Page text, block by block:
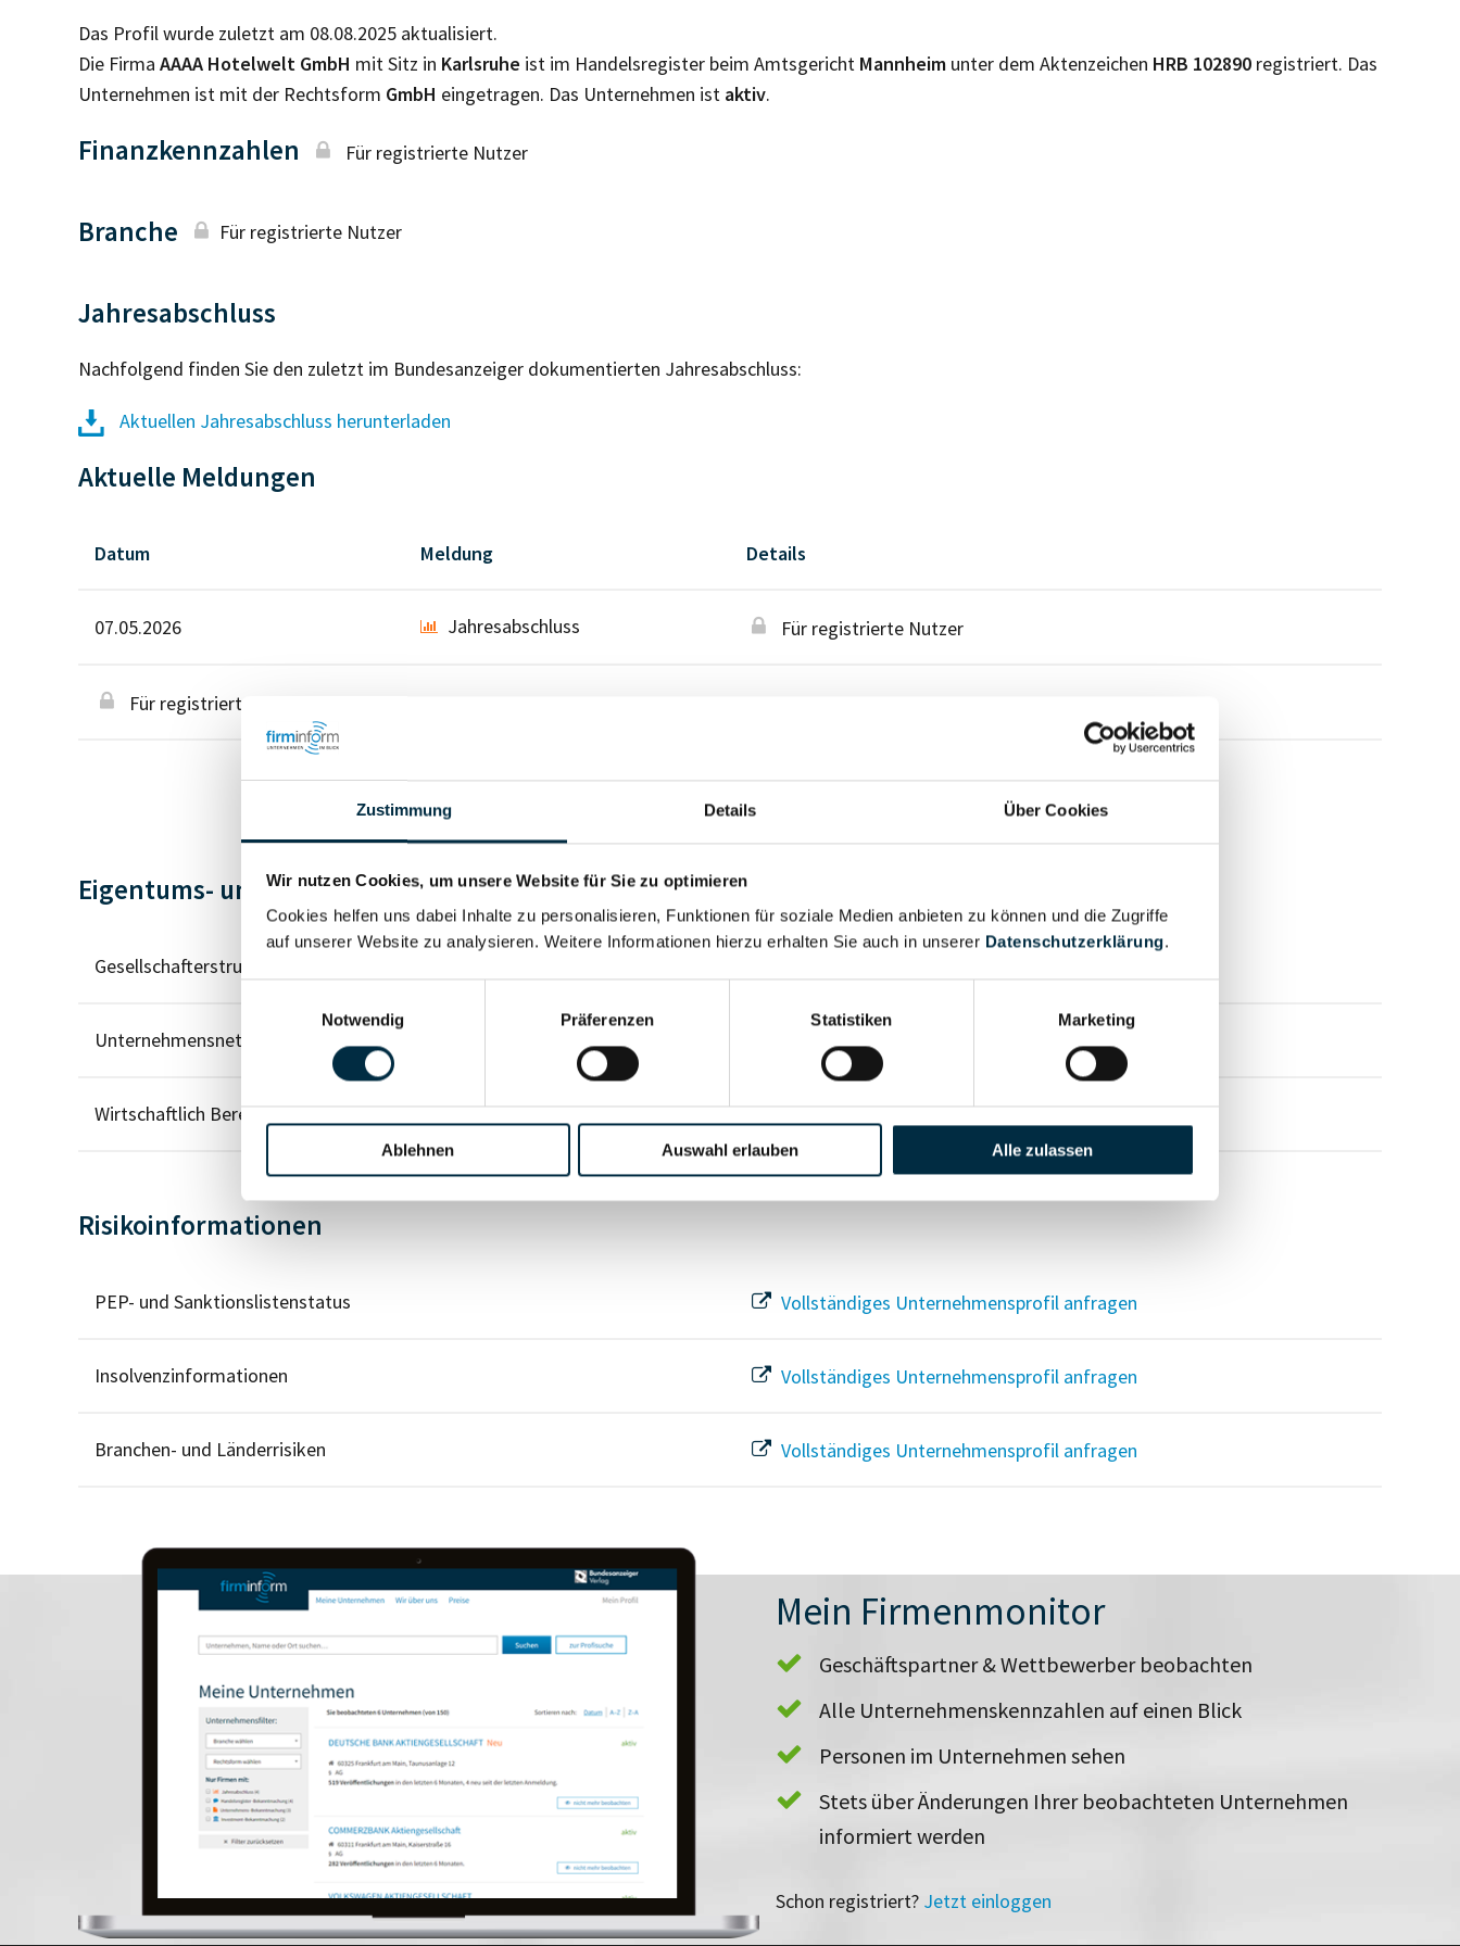
Zustimmung Details Über Cookies
Wir nutzen Cookies, um unsere Website für Sie zu optimieren
Cookies helfen uns dabei Inhalte zu personalisieren, Funktionen für soziale Medien anbieten zu können und die Zugriffe
auf unserer Website zu analysieren. Weitere Informationen hierzu erhalten Sie auch in unserer Datenschutzerklärung.
Notwendig
Präferenzen Statistiken Marketing
Ablehnen Auswahl erlauben Alle zulassen
Das Profil wurde zuletzt am 08.08.2025 aktualisiert.
Die Firma AAAA Hotelwelt GmbH mit Sitz in Karlsruhe ist im Handelsregister beim Amtsgericht Mannheim unter dem Aktenzeichen HRB 102890 registriert. Das
Unternehmen ist mit der Rechtsform GmbH eingetragen. Das Unternehmen ist aktiv.
Finanzkennzahlen Für registrierte Nutzer
Branche Für registrierte Nutzer
Jahresabschluss
Nachfolgend finden Sie den zuletzt im Bundesanzeiger dokumentierten Jahresabschluss:
Aktuellen Jahresabschluss herunterladen
Aktuelle Meldungen
Datum Meldung Details
07.05.2026 Jahresabschluss Für registrierte Nutzer
Für registrierte Nutzer
Eigentums- und Kontrollstruktur
Gesellschafterstruktur
Unternehmensnetzwerk Vollständiges Unternehmensprofil anfragen
Wirtschaftlich Berechtigten Pfad Vollständiges Unternehmensprofil anfragen
Risikoinformationen
PEP- und Sanktionslistenstatus Vollständiges Unternehmensprofil anfragen
Insolvenzinformationen Vollständiges Unternehmensprofil anfragen
Branchen- und Länderrisiken Vollständiges Unternehmensprofil anfragen
Mein Firmenmonitor
Geschäftspartner & Wettbewerber beobachten
Alle Unternehmenskennzahlen auf einen Blick
Personen im Unternehmen sehen
Stets über Änderungen Ihrer beobachteten Unternehmen
informiert werden
Schon registriert? Jetzt einloggen